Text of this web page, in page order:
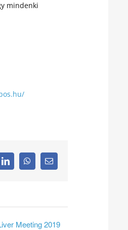
mindenki
LinkedInWhatsAppEmail:
Meeting 2019